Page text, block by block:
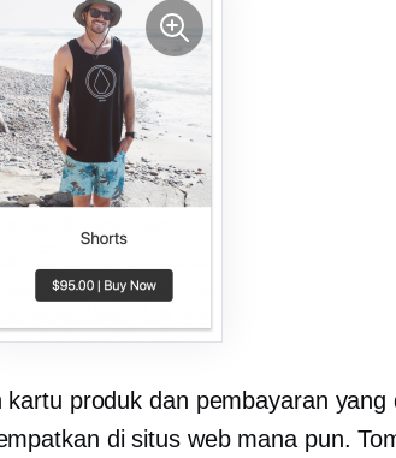
kartu produk dan pembayaran yang
di situs web mana pun.